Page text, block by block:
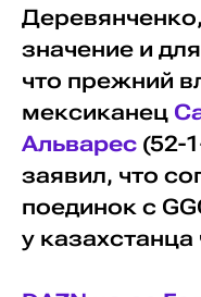
значение и
что прежний
мексиканец
Альварес (52-
заявил, что
поединок с
у